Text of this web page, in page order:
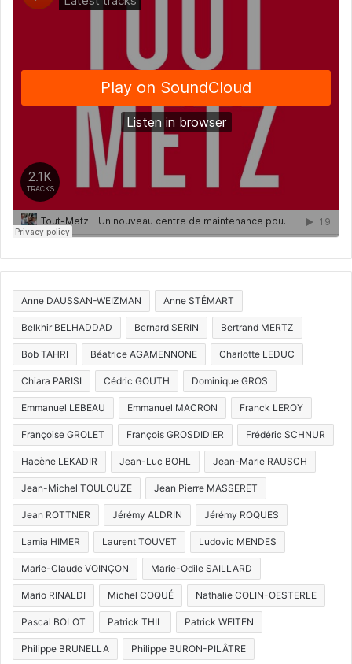
Anne DAUSSAN-WEIZMAN Anne STÉMART
Belkhir BELHADDAD Bernard SERIN Bertrand MERTZ
Bob TAHRI Béatrice AGAMENNONE Charlotte LEDUC
Chiara PARISI Cédric GOUTH Dominique GROS
Emmanuel LEBEAU Emmanuel MACRON Franck LEROY
Françoise GROLET François GROSDIDIER Frédéric SCHNUR
Hacène LEKADIR Jean-Luc BOHL Jean-Marie RAUSCH
Jean-Michel TOULOUZE Jean Pierre MASSERET
Jean ROTTNER Jérémy ALDRIN Jérémy ROQUES
Lamia HIMER Laurent TOUVET Ludovic MENDES
Marie-Claude VOINÇON Marie-Odile SAILLARD
Mario RINALDI Michel COQUÉ Nathalie COLIN-OESTERLE
Pascal BOLOT Patrick THIL Patrick WEITEN
Philippe BRUNELLA Philippe BURON-PILÂTRE